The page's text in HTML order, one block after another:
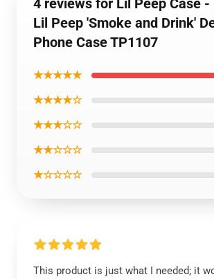
4 reviews for Lil Peep Case -
Lil Peep 'Smoke and Drink'
Phone Case TP1107
★★★★★
★★★★☆
★★★☆☆
★★☆☆☆
★☆☆☆☆
This product is just what I needed; it